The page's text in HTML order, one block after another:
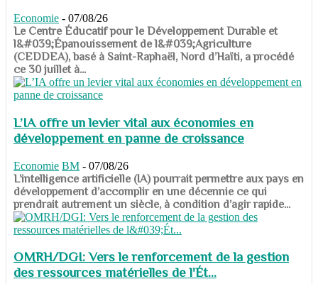
Economie - 07/08/26
​​​​​​​Le Centre Éducatif pour le Développement Durable et
l&#039;Épanouissement de l&#039;Agriculture
(CEDDEA), basé à Saint-Raphaël, Nord d’Haïti, a procédé
ce 30 juillet à...
L’IA offre un levier vital aux économies en
développement en panne de croissance
Economie BM - 07/08/26
​​​​​​​L’intelligence artificielle (IA) pourrait permettre aux pays en
développement d’accomplir en une décennie ce qui
prendrait autrement un siècle, à condition d’agir rapide...
OMRH/DGI: Vers le renforcement de la gestion
des ressources matérielles de l'Ét...